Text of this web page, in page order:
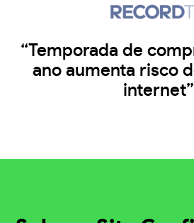
“Temporada de
ano aumenta risco
internet”